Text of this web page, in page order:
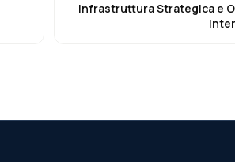
Infrastruttura Strategica e